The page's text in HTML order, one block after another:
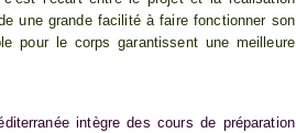
une grande facilité à faire fonctionner son
pour le corps garantissent une meilleure
intègre des cours de préparation